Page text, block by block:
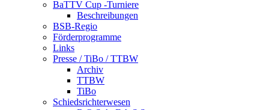
BaTTV Cup -Turniere
Beschreibungen
BSB-Regio
Förderprogramme
Links
Presse / TiBo / TTBW
Archiv
TTBW
TiBo
Schiedsrichterwesen